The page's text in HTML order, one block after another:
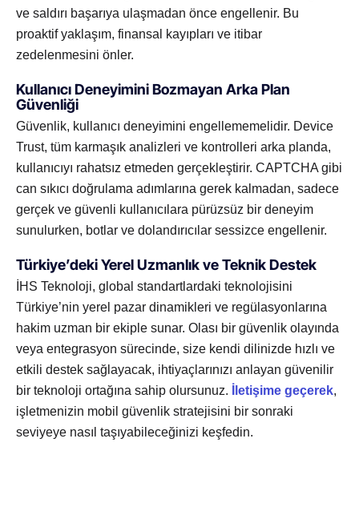
ve saldırı başarıya ulaşmadan önce engellenir. Bu
proaktif yaklaşım, finansal kayıpları ve itibar
zedelenmesini önler.
Kullanıcı Deneyimini Bozmayan Arka Plan
Güvenliği
Güvenlik, kullanıcı deneyimini engellememelidir. Device
Trust, tüm karmaşık analizleri ve kontrolleri arka planda,
kullanıcıyı rahatsız etmeden gerçekleştirir. CAPTCHA gibi
can sıkıcı doğrulama adımlarına gerek kalmadan, sadece
gerçek ve güvenli kullanıcılara pürüzsüz bir deneyim
sunulurken, botlar ve dolandırıcılar sessizce engellenir.
Türkiye’deki Yerel Uzmanlık ve Teknik Destek
İHS Teknoloji, global standartlardaki teknolojisini
Türkiye’nin yerel pazar dinamikleri ve regülasyonlarına
hakim uzman bir ekiple sunar. Olası bir güvenlik olayında
veya entegrasyon sürecinde, size kendi dilinizde hızlı ve
etkili destek sağlayacak, ihtiyaçlarınızı anlayan güvenilir
bir teknoloji ortağına sahip olursunuz.
İletişime geçerek,
işletmenizin mobil güvenlik stratejisini bir sonraki
seviyeye nasıl taşıyabileceğinizi keşfedin.